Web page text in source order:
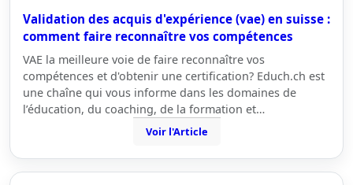
Validation des acquis d'expérience (vae) en suisse :
comment faire reconnaître vos compétences
VAE la meilleure voie de faire reconnaître vos
compétences et d'obtenir une certification? Educh.ch est
une chaîne qui vous informe dans les domaines de
l’éducation, du coaching, de la formation et…
Voir l'Article